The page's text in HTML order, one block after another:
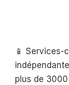
📱 Services-
plus de